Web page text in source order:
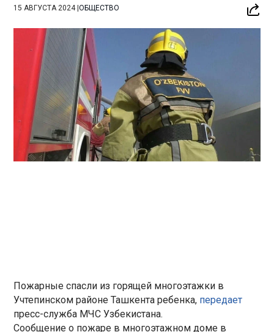
15 АВГУСТА 2024|ОБЩЕСТВО
Пожарные спасли из горящей многоэтажки в
Учтепинском районе Ташкента ребенка, передает
пресс-служба МЧС Узбекистана.
Сообщение о пожаре в многоэтажном доме в